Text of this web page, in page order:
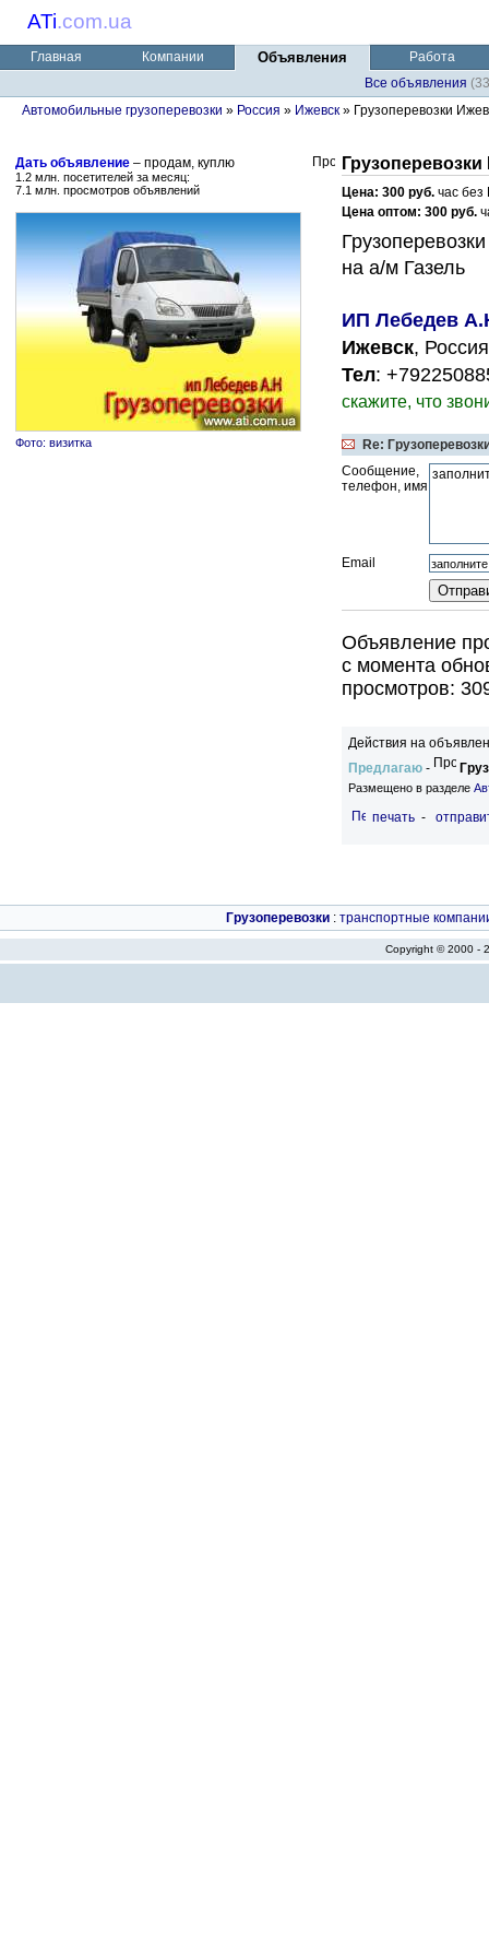
ATi.com.ua
Главная Компании Объявления
Работа
Все объявления
Автомобильные грузоперевозки » Россия » Ижевск » Грузоперевозки
Дать объявление – продам, куплю
1.2 млн. посетителей за месяц:
7.1 млн. просмотров объявлений
Фото: визитка
Цена: 300 руб. час
Цена оптом: 300 руб.
на а/м Газель
ИП Лебедев
Ижевск, Россия
Тел:
скажите, что
Re:
Сообщение,
телефон, имя
Email
Объявление
c момента
просмотров:
Действия на
Предлагаю -
Размещено в разделе
печать -
Грузоперевозки : транспортные
Copyright © 2000 -